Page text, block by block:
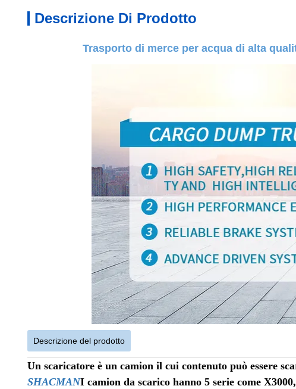
Descrizione Di Prodotto
Trasporto di merce per acqua di alta
Descrizione del prodotto
Un scaricatore è un camion il cui contenuto può essere
SHACMANI camion da scarico hanno 5 serie come